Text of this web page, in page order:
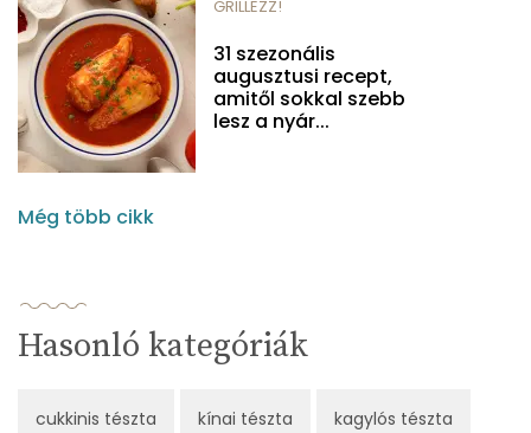
GRILLEZZ!
31 szezonális
augusztusi recept,
amitől sokkal szebb
lesz a nyár...
Még több cikk
Hasonló kategóriák
cukkinis tészta kínai tészta kagylós tészta